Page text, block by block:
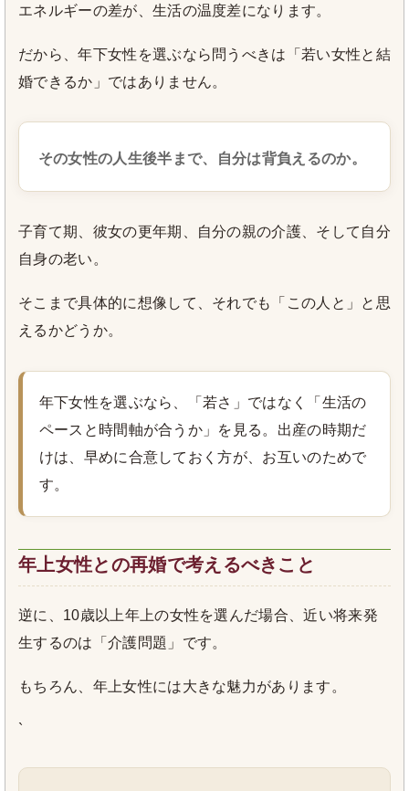
エネルギーの差が、生活の温度差になります。
だから、年下女性を選ぶなら問うべきは「若い女性と結
婚できるか」ではありません。
その女性の人生後半まで、自分は背負えるのか。
子育て期、彼女の更年期、自分の親の介護、そして自分
自身の老い。
そこまで具体的に想像して、それでも「この人と」と思
えるかどうか。
年下女性を選ぶなら、「若さ」ではなく「生活の
ペースと時間軸が合うか」を見る。出産の時期だ
けは、早めに合意しておく方が、お互いのためで
す。
年上女性との再婚で考えるべきこと
逆に、10歳以上年上の女性を選んだ場合、近い将来発
生するのは「介護問題」です。
もちろん、年上女性には大きな魅力があります。
`